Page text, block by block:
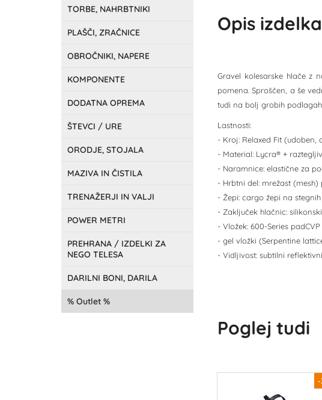
TORBE, NAHRBTNIKI
PLAŠČI, ZRAČNICE
OBROČNIKI, NAPERE
KOMPONENTE
DODATNA OPREMA
ŠTEVCI / URE
ORODJE, STOJALA
MAZIVA IN ČISTILA
TRENAŽERJI IN VALJI
POWER METRI
PREHRANA / IZDELKI ZA
NEGO TELESA
DARILNI BONI, DARILA
Outlet
Opis izdelka
Gravel kolesarske hlače z
pomena. Sproščen, a še
tudi na bolj grobih
Lastnosti:
- Kroj: Relaxed Fit (udoben,
- Material: Lycra® +
- Naramnice: elastične za
- Hrbtni del: mrežast
- Žepi: cargo žepi na stegnih
- Zaključek hlačnic:
- Vložek: 600-Series
- gel vložki (Serpentine
- Vidljivost: subtilni
Poglej tudi